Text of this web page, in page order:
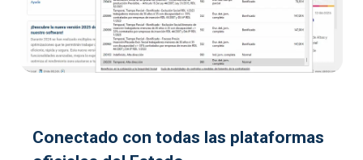
Conectado con todas las plataformas